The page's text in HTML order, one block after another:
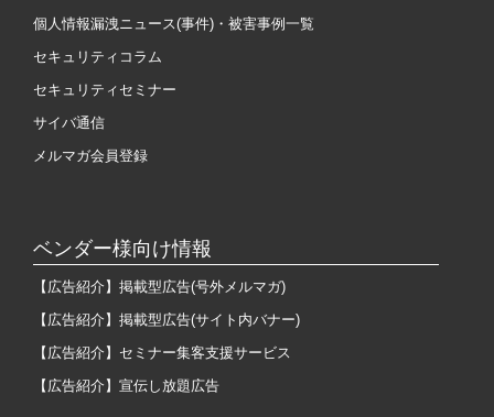
個人情報漏洩ニュース(事件)・被害事例一覧
セキュリティコラム
セキュリティセミナー
サイバ通信
メルマガ会員登録
ベンダー様向け情報
【広告紹介】掲載型広告(号外メルマガ)
【広告紹介】掲載型広告(サイト内バナー)
【広告紹介】セミナー集客支援サービス
【広告紹介】宣伝し放題広告